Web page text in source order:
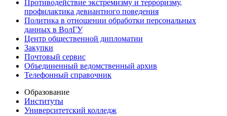
Противодействие экстремизму и терроризму,
профилактика девиантного поведения
Политика в отношении обработки персональных
данных в ВолГУ
Центр общественной дипломатии
Закупки
Почтовый сервис
Объединенный ведомственный архив
Телефонный справочник
Образование
Институты
Университетский колледж